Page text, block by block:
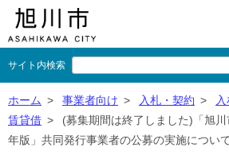
サイト内検索
くらし
ホーム > 事業者向け > 入札・契約 >
賃貸借 >
(募集期間は終了しました)「旭
年版」共同発行事業者の公募の実施について